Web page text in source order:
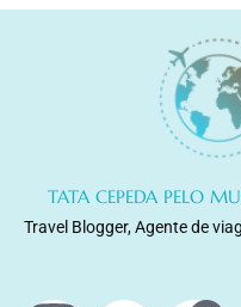
TATA CEPEDA PELO
Travel Blogger, Agente de